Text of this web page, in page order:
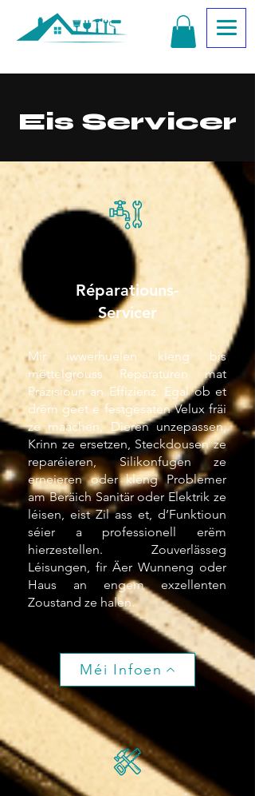
Eis Servicer
Réparatiouns-
Servicer
Mir iwwerhuelen kleng bis
mëttelgrouss Reparaturen mat
Präzisioun an Effizienz. Egal ob et
drëm geet e festgesaten Velux fräi
ze maachen, Dieren unzepassen,
Krinn ze ersetzen, Steckdousen ze
reparéieren, Silikonfugen ze
erneieren oder kleng Problemer
am Beräich Sanitär oder Elektrik ze
léisen, eist Zil ass et, d’Funktioun
séier a professionell erëm
hierzestellen. Zouverlässeg
Léisungen, fir Äer Wunneng oder
Haus an engem exzellenten
Zoustand ze halen.
Méi Infoen